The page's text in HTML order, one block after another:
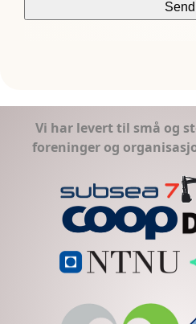
Vi har levert til små og
foreninger og